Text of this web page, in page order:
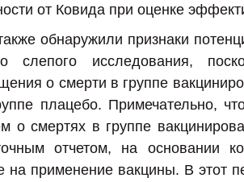
от Ковида при оценке
обнаружили признаки
слепого исследования,
о смерти в группе
плацебо. Примечательно,
о смертях в группе
отчетом, на основании
на применение вакцины. В этот